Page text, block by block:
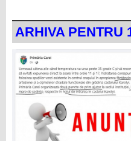
ARHIVA PENTRU